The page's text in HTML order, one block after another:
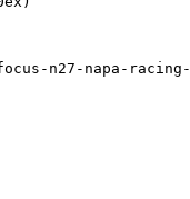
n27-napa-